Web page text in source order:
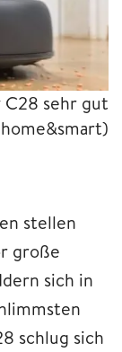
sehr gut
stellen
große
sich in
schlug sich